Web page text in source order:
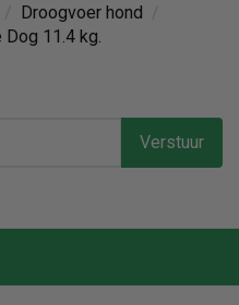
Droogvoer hond
Dog 11.4 kg.
Verstuur